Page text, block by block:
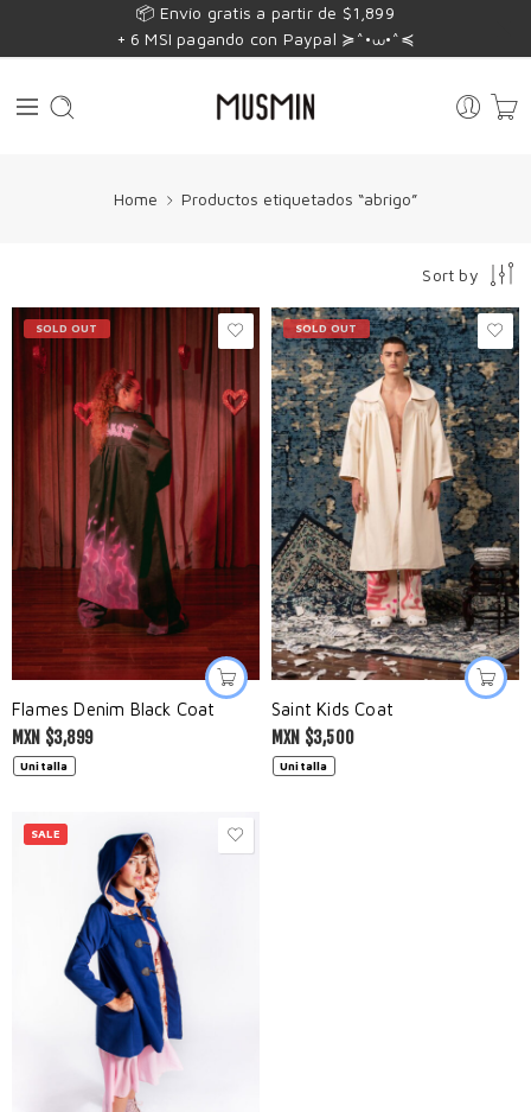
📦 Envío gratis a partir de $1,899
+ 6 MSI pagando con Paypal ≽^•⩊•^≼
Home Productos etiquetados “abrigo”
Sort by
SOLD OUT
Flames Denim Black Coat
MXN $3,899
Unitalla
SOLD OUT
Saint Kids Coat
MXN $3,500
Unitalla
SALE